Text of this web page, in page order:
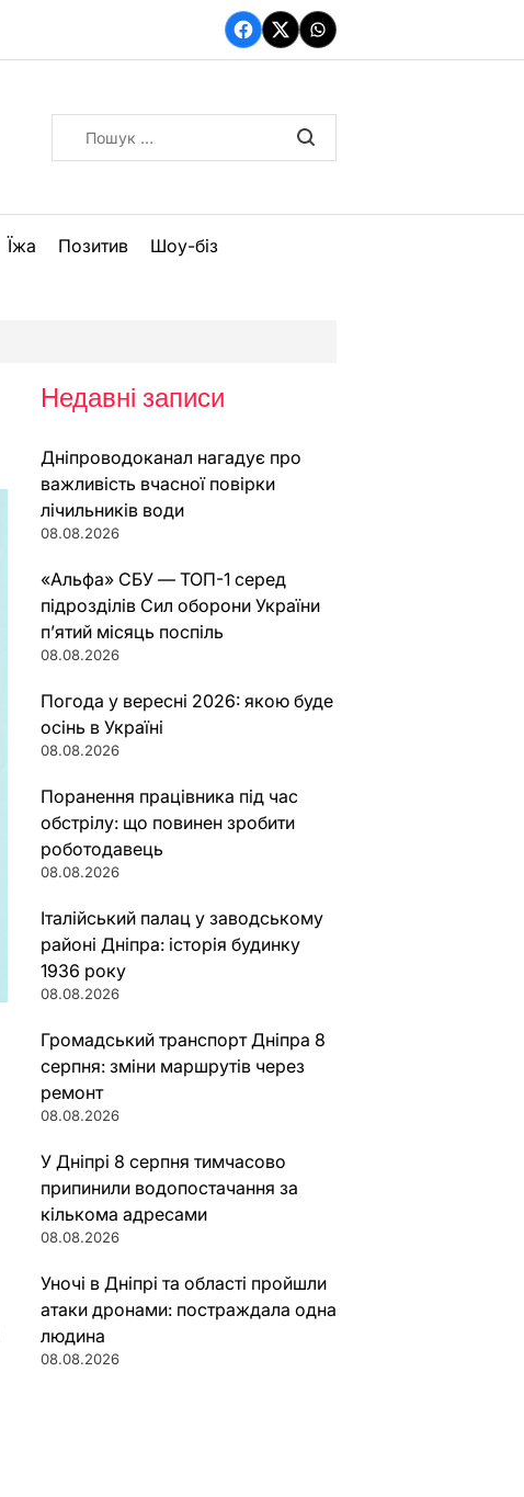
Facebook
TwitterWhatsApp
Їжа Позитив Шоу-біз
Недавні записи
Дніпроводоканал нагадує про
важливість вчасної повірки
лічильників води
08.08.2026
«Альфа» СБУ — ТОП-1 серед
підрозділів Сил оборони України
п’ятий місяць поспіль
08.08.2026
Погода у вересні 2026: якою буде
осінь в Україні
08.08.2026
Поранення працівника під час
обстрілу: що повинен зробити
роботодавець
08.08.2026
Італійський палац у заводському
районі Дніпра: історія будинку
1936 року
08.08.2026
Громадський транспорт Дніпра 8
серпня: зміни маршрутів через
ремонт
08.08.2026
У Дніпрі 8 серпня тимчасово
припинили водопостачання за
кількома адресами
08.08.2026
Уночі в Дніпрі та області пройшли
атаки дронами: постраждала одна
людина
08.08.2026